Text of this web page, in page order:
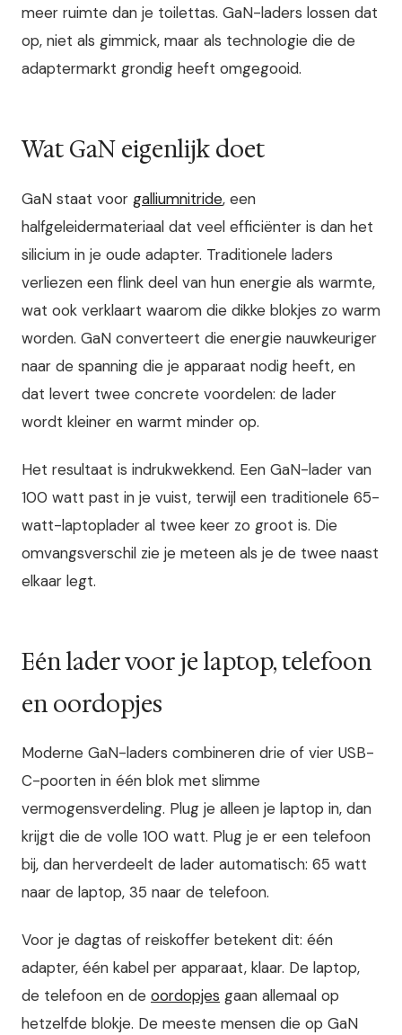
meer ruimte dan je toilettas. GaN-laders lossen dat
op, niet als gimmick, maar als technologie die de
adaptermarkt grondig heeft omgegooid.
Wat GaN eigenlijk doet
GaN staat voor galliumnitride, een
halfgeleidermateriaal dat veel efficiënter is dan het
silicium in je oude adapter. Traditionele laders
verliezen een flink deel van hun energie als warmte,
wat ook verklaart waarom die dikke blokjes zo warm
worden. GaN converteert die energie nauwkeuriger
naar de spanning die je apparaat nodig heeft, en
dat levert twee concrete voordelen: de lader
wordt kleiner en warmt minder op.
Het resultaat is indrukwekkend. Een GaN-lader van
100 watt past in je vuist, terwijl een traditionele 65-
watt-laptoplader al twee keer zo groot is. Die
omvangsverschil zie je meteen als je de twee naast
elkaar legt.
Eén lader voor je laptop, telefoon
en oordopjes
Moderne GaN-laders combineren drie of vier USB-
C-poorten in één blok met slimme
vermogensverdeling. Plug je alleen je laptop in, dan
krijgt die de volle 100 watt. Plug je er een telefoon
bij, dan herverdeelt de lader automatisch: 65 watt
naar de laptop, 35 naar de telefoon.
Voor je dagtas of reiskoffer betekent dit: één
adapter, één kabel per apparaat, klaar. De laptop,
de telefoon en de oordopjes gaan allemaal op
hetzelfde blokje. De meeste mensen die op GaN